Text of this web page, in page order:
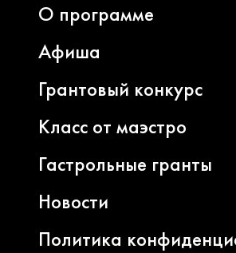
О программе
Афиша
Грантовый конкурс
Класс от маэстро
Гастрольные гранты
Новости
Политика